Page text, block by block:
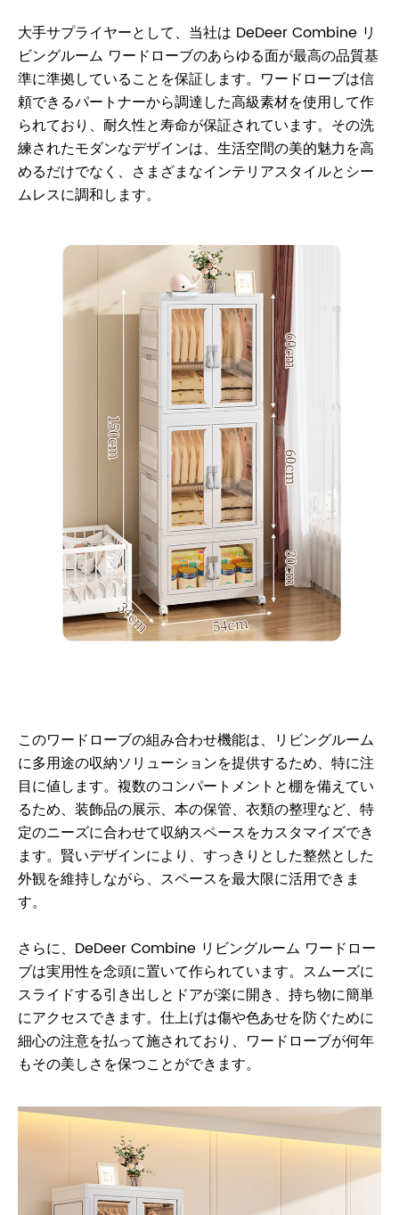
大手サプライヤーとして、当社は DeDeer Combine リ
ビングルーム ワードローブのあらゆる面が最高の品質基
準に準拠していることを保証します。ワードローブは信
頼できるパートナーから調達した高級素材を使用して作
られており、耐久性と寿命が保証されています。その洗
練されたモダンなデザインは、生活空間の美的魅力を高
めるだけでなく、さまざまなインテリアスタイルとシー
ムレスに調和します。
このワードローブの組み合わせ機能は、リビングルーム
に多用途の収納ソリューションを提供するため、特に注
目に値します。複数のコンパートメントと棚を備えてい
るため、装飾品の展示、本の保管、衣類の整理など、特
定のニーズに合わせて収納スペースをカスタマイズでき
ます。賢いデザインにより、すっきりとした整然とした
外観を維持しながら、スペースを最大限に活用できま
す。
さらに、DeDeer Combine リビングルーム ワードロー
ブは実用性を念頭に置いて作られています。スムーズに
スライドする引き出しとドアが楽に開き、持ち物に簡単
にアクセスできます。仕上げは傷や色あせを防ぐために
細心の注意を払って施されており、ワードローブが何年
もその美しさを保つことができます。